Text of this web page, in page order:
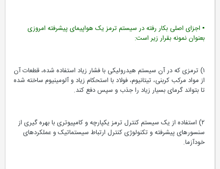
▪ اجزای اصلی بکار رفته در سیستم ترمز یک هواپیمای پیشرفته امروزی
بعنوان نمونه بقرار زیر است:
۱) ترمزی که در آن سیستم هیدرولیکی با فشار زیاد استفاده شده، قطعات آن
از مواد مرکب کربنی، تیتانیوم، فولاد با استحکام زیاد و آلومینیوم ساخته شده
تا بتواند گرمای بسیار زیاد را جذب و سپس دفع کند.
۲) استفاده از یک سیستم کنترل ترمز یکپارچه و کامپیوتری با بهره گیری از
سنسورهای پیشرفته و تکنولوژی کنترل ارتباط سیستماتیک و عملکردهای
خودآزما.